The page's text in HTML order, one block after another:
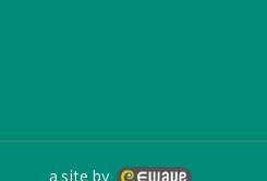
a site by